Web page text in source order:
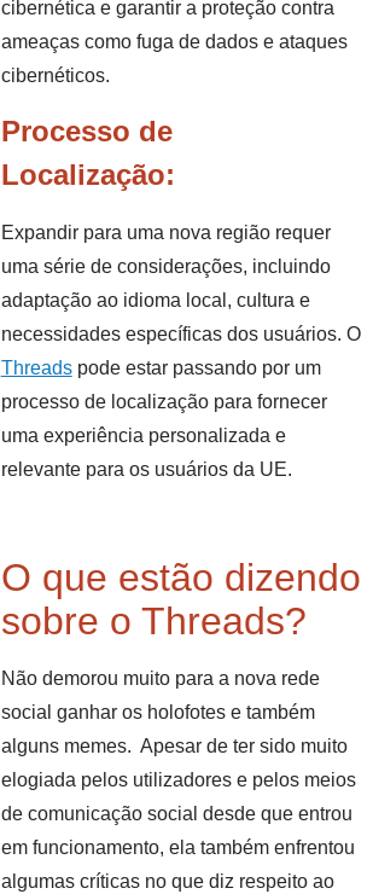
cibernética e garantir a proteção contra
ameaças como fuga de dados e ataques
cibernéticos.
Processo de
Localização:
Expandir para uma nova região requer
uma série de considerações, incluindo
adaptação ao idioma local, cultura e
necessidades específicas dos usuários. O
Threadspode estar passando por um
processo de localização para fornecer
uma experiência personalizada e
relevante para os usuários da UE.
O que estão dizendo
sobre o Threads?
Não demorou muito para a nova rede
social ganhar os holofotes e também
alguns memes. Apesar de ter sido muito
elogiada pelos utilizadores e pelos meios
de comunicação social desde que entrou
em funcionamento, ela também enfrentou
algumas críticas no que diz respeito ao